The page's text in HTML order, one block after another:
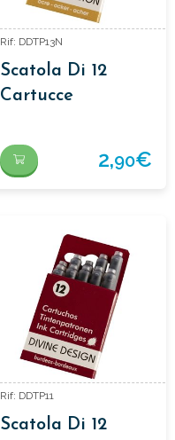
Rif: DDTP13N
Scatola Di 12
Cartucce
2,90€
Rif: DDTP11
Scatola Di 12